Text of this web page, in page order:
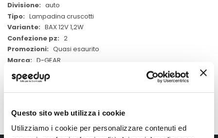
Questo sito web utilizza i cookie
Utilizziamo i cookie per personalizzare contenuti ed
auto
Lampadina cruscotti
BAX 12V 1,2W
2
Quasi esaurito
D-GEAR